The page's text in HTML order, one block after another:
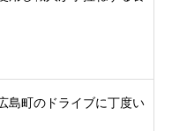
島町のドライブに丁度い